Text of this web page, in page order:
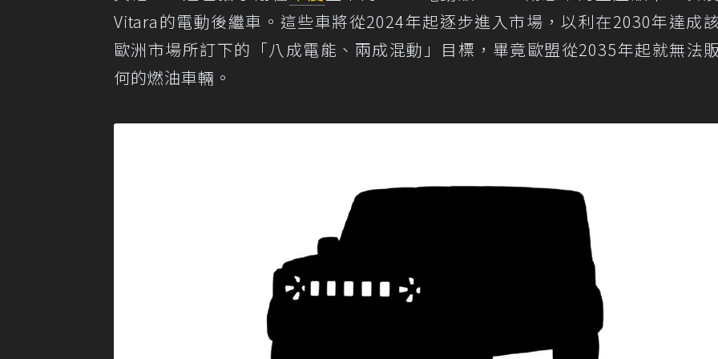
Vitara的電動後繼車。這些車將從2024年起逐步進入市場，以利在2030年達成
歐洲市場所訂下的「八成電能、兩成混動」目標，畢竟歐盟從2035年起就無法
何的燃油車輛。